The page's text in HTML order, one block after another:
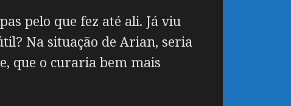
pelo que fez até ali. Já viu
Na situação de Arian, seria
que o curaria bem mais